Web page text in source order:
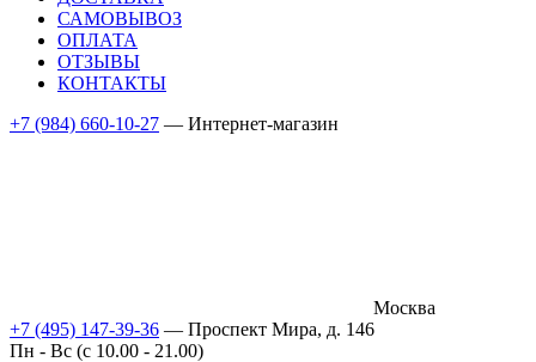
САМОВЫВОЗ
ОПЛАТА
ОТЗЫВЫ
КОНТАКТЫ
+7 (984) 660-10-27 — Интернет-магазин
Москва
+7 (495) 147-39-36 — Проспект Мира, д. 146
Пн - Вс (c 10.00 - 21.00)